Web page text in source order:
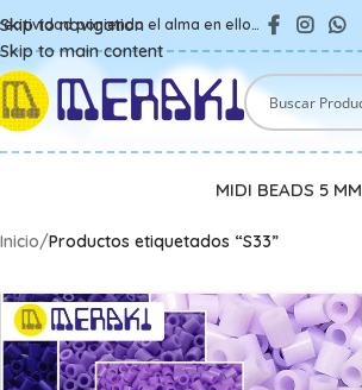
Skip to navigation
Skip to main content
poniendo el alma en ello…
MIDI BEADS 5 MM
Inicio/Productos etiquetados “S33”